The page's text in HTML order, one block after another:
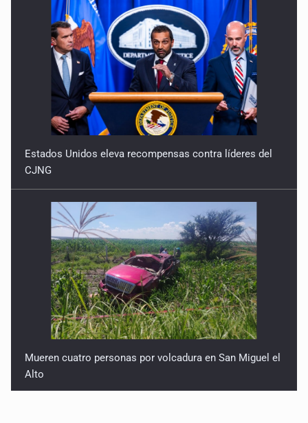
Estados Unidos eleva recompensas contra líderes del
CJNG
Mueren cuatro personas por volcadura en San Miguel el
Alto